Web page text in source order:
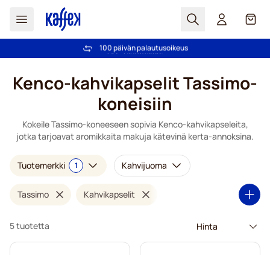
Haku Kori
Ilmainen toimitus yli 49,00€ tilauksille
100 päivän palautusoikeus
Kenco-kahvikapselit Tassimo-
koneisiin
Kokeile Tassimo-koneeseen sopivia Kenco-kahvikapseleita,
jotka tarjoavat aromikkaita makuja kätevinä kerta-annoksina.
Tuotemerkki 1 Kahvijuoma
Tassimo Kahvikapselit
5 tuotetta